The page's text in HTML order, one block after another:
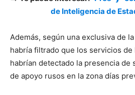
de Inteligencia de
Además, según una exclusiva de
habría filtrado que los servicios
habrían detectado la presencia de
de apoyo rusos en la zona días